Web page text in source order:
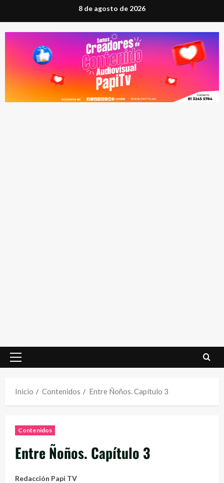
al
contenido
8 de agosto de 2026
Menú
Inicio
Contenidos Entre Ñoños. Capítulo 3
Contenidos
Entre Ñoños. Capítulo 3
Redacción Papi TV